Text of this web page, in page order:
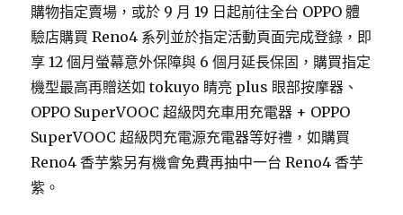
購物指定賣場，或於 9 月 19 日起前往全台 OPPO 體
驗店購買 Reno4 系列並於指定活動頁面完成登錄，即
享 12 個月螢幕意外保障與 6 個月延長保固，購買指定
機型最高再贈送如 tokuyo 睛亮 plus 眼部按摩器、
OPPO SuperVOOC 超級閃充車用充電器 + OPPO
SuperVOOC 超級閃充電源充電器等好禮，如購買
Reno4 香芋紫另有機會免費再抽中一台 Reno4 香芋
紫。